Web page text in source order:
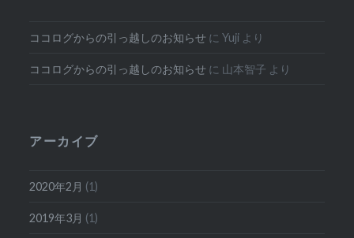
ココログからの引っ越しのお知らせ にYuji より
ココログからの引っ越しのお知らせ に 山本智子 より
アーカイブ
2020年2月 (1)
2019年3月 (1)